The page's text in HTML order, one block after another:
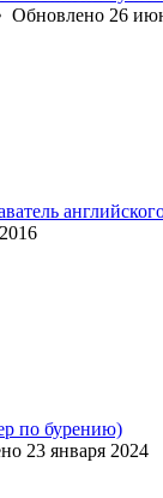
Обновлено 26
по бурению)
23 января 2024